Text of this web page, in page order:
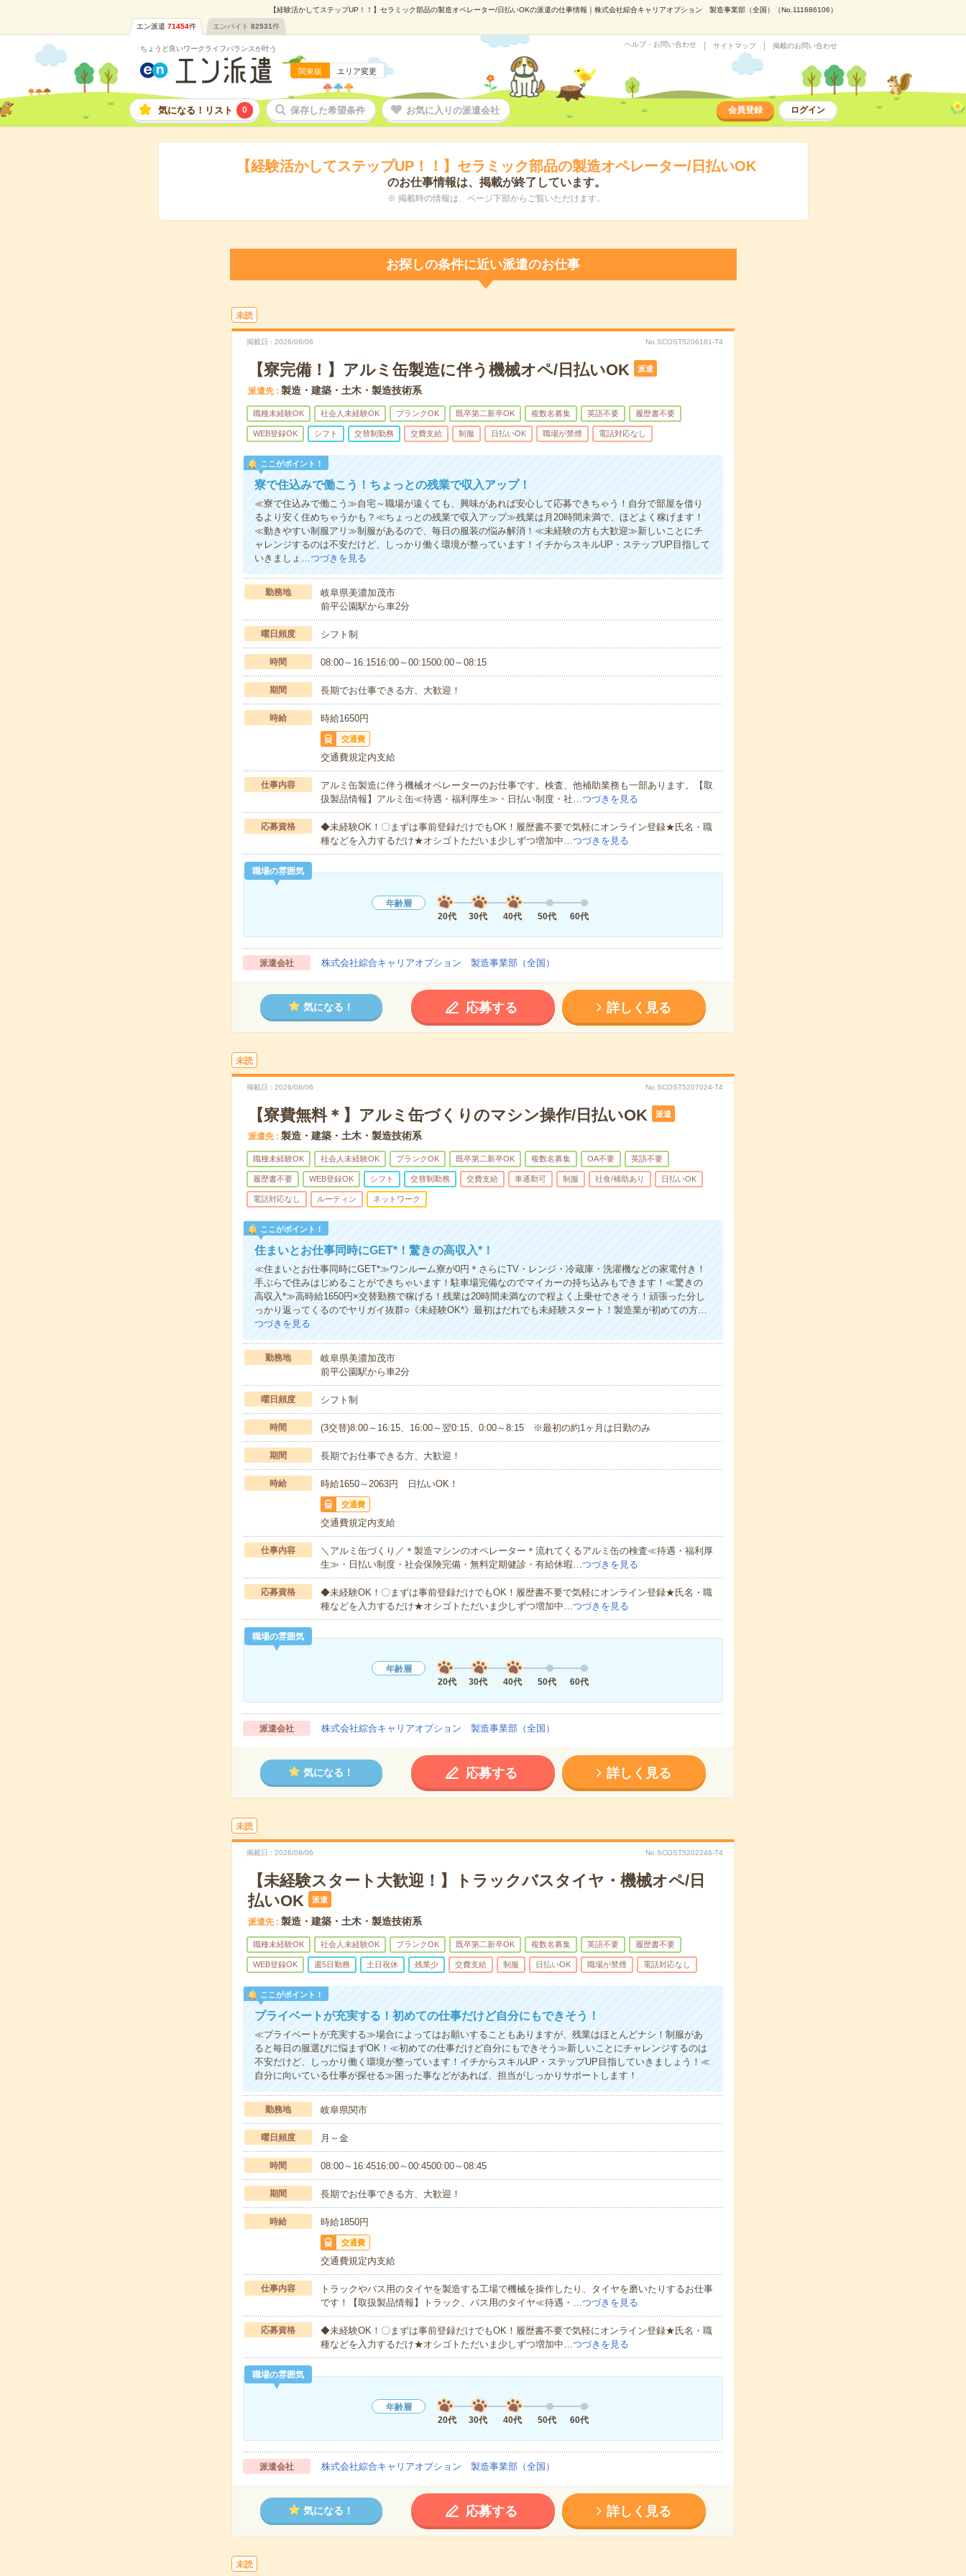
【経験活かしてステップUP！！】セラミック部品の製造オペレーター/日払いOKの派遣の仕事情報｜株式会社綜合キャリアオプション 製造事業部（全国）（No.111686106）
エン派遣 71454件 エンバイト 82531件
ちょうど良いワークライフバランスが叶う
関東版 エリア変更
ヘルプ・お問い合わせ サイトマップ 掲載のお問い合わせ
気になる！リスト 0 保存した希望条件 お気に入りの派遣会社 会員登録 ログイン
【経験活かしてステップUP！！】セラミック部品の製造オペレーター/日払いOK
のお仕事情報は、掲載が終了しています。
※ 掲載時の情報は、ページ下部からご覧いただけます。
お探しの条件に近い派遣のお仕事
未読
掲載日 2026/08/06 No.SCOST5206181-T4
【寮完備！】アルミ缶製造に伴う機械オペ/日払いOK 派遣
派遣先 製造・建築・土木・製造技術系
職種未経験OK 社会人未経験OK ブランクOK 既卒第二新卒OK 複数名募集 英語不要 履歴書不要
WEB登録OK シフト 交替制勤務 交費支給 制服 日払いOK 職場が禁煙 電話対応なし
ここがポイント！
寮で住込みで働こう！ちょっとの残業で収入アップ！
≪寮で住込みで働こう≫自宅～職場が遠くても、興味があれば安心して応募できちゃう！自分で部屋を借り
るより安く住めちゃうかも？≪ちょっとの残業で収入アップ≫残業は月20時間未満で、ほどよく稼げます！
≪動きやすい制服アリ≫制服があるので、毎日の服装の悩み解消！≪未経験の方も大歓迎≫新しいことにチ
ャレンジするのは不安だけど、しっかり働く環境が整っています！イチからスキルUP・ステップUP目指して
いきましょ…つづきを見る
勤務地
岐阜県美濃加茂市
前平公園駅から車2分
曜日頻度 シフト制
時間 08:00～16:1516:00～00:1500:00～08:15
期間 長期でお仕事できる方、大歓迎！
時給 時給1650円
交通費
交通費規定内支給
仕事内容
アルミ缶製造に伴う機械オペレーターのお仕事です。検査、他補助業務も一部あります。【取
扱製品情報】アルミ缶≪待遇・福利厚生≫・日払い制度・社…つづきを見る
応募資格
◆未経験OK！〇まずは事前登録だけでもOK！履歴書不要で気軽にオンライン登録★氏名・職
種などを入力するだけ★オシゴトただいま少しずつ増加中…つづきを見る
職場の雰囲気
年齢層
20代
30代 40代 50代 60代
派遣会社 株式会社綜合キャリアオプション 製造事業部（全国）
気になる！ 応募する 詳しく見る
未読
掲載日 2026/08/06 No.SCOST5207024-T4
【寮費無料＊】アルミ缶づくりのマシン操作/日払いOK 派遣
派遣先 製造・建築・土木・製造技術系
職種未経験OK 社会人未経験OK ブランクOK 既卒第二新卒OK 複数名募集 OA不要 英語不要
履歴書不要 WEB登録OK シフト 交替制勤務 交費支給 車通勤可 制服 社食/補助あり 日払いOK
電話対応なし ルーティン ネットワーク
ここがポイント！
住まいとお仕事同時にGET*！驚きの高収入*！
≪住まいとお仕事同時にGET*≫ワンルーム寮が0円＊さらにTV・レンジ・冷蔵庫・洗濯機などの家電付き！
手ぶらで住みはじめることができちゃいます！駐車場完備なのでマイカーの持ち込みもできます！≪驚きの
高収入*≫高時給1650円×交替勤務で稼げる！残業は20時間未満なので程よく上乗せできそう！頑張った分し
っかり返ってくるのでヤリガイ抜群○《未経験OK*》最初はだれでも未経験スタート！製造業が初めての方…
つづきを見る
勤務地
岐阜県美濃加茂市
前平公園駅から車2分
曜日頻度 シフト制
時間 (3交替)8:00～16:15、16:00～翌0:15、0:00～8:15 ※最初の約1ヶ月は日勤のみ
期間 長期でお仕事できる方、大歓迎！
時給 時給1650～2063円 日払いOK！
交通費
交通費規定内支給
仕事内容
＼アルミ缶づくり／＊製造マシンのオペレーター＊流れてくるアルミ缶の検査≪待遇・福利厚
生≫・日払い制度・社会保険完備・無料定期健診・有給休暇…つづきを見る
応募資格
◆未経験OK！〇まずは事前登録だけでもOK！履歴書不要で気軽にオンライン登録★氏名・職
種などを入力するだけ★オシゴトただいま少しずつ増加中…つづきを見る
職場の雰囲気
年齢層
20代
30代 40代 50代 60代
派遣会社 株式会社綜合キャリアオプション 製造事業部（全国）
気になる！ 応募する 詳しく見る
未読
掲載日 2026/08/06 No.SCOST5202246-T4
【未経験スタート大歓迎！】トラックバスタイヤ・機械オペ/日
払いOK
派遣
派遣先 製造・建築・土木・製造技術系
職種未経験OK 社会人未経験OK ブランクOK 既卒第二新卒OK 複数名募集 英語不要 履歴書不要
WEB登録OK 週5日勤務 土日祝休 残業少 交費支給 制服 日払いOK 職場が禁煙 電話対応なし
ここがポイント！
プライベートが充実する！初めての仕事だけど自分にもできそう！
≪プライベートが充実する≫場合によってはお願いすることもありますが、残業はほとんどナシ！制服があ
ると毎日の服選びに悩まずOK！≪初めての仕事だけど自分にもできそう≫新しいことにチャレンジするのは
不安だけど、しっかり働く環境が整っています！イチからスキルUP・ステップUP目指していきましょう！≪
自分に向いている仕事が探せる≫困った事などがあれば、担当がしっかりサポートします！
勤務地 岐阜県関市
曜日頻度 月～金
時間 08:00～16:4516:00～00:4500:00～08:45
期間 長期でお仕事できる方、大歓迎！
時給 時給1850円
交通費
交通費規定内支給
仕事内容
トラックやバス用のタイヤを製造する工場で機械を操作したり、タイヤを磨いたりするお仕事
です！【取扱製品情報】トラック、バス用のタイヤ≪待遇・…つづきを見る
応募資格
◆未経験OK！〇まずは事前登録だけでもOK！履歴書不要で気軽にオンライン登録★氏名・職
種などを入力するだけ★オシゴトただいま少しずつ増加中…つづきを見る
職場の雰囲気
年齢層
20代
30代 40代 50代 60代
派遣会社 株式会社綜合キャリアオプション 製造事業部（全国）
気になる！ 応募する 詳しく見る
未読